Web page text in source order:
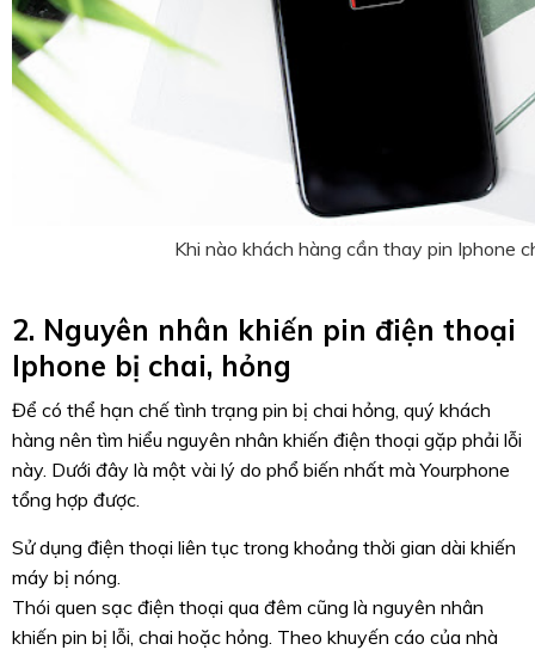
Khi nào khách hàng cần thay pin Iphone
2. Nguyên nhân khiến pin điện thoại
Iphone bị chai, hỏng
Để có thể hạn chế tình trạng pin bị chai hỏng, quý khách
hàng nên tìm hiểu nguyên nhân khiến điện thoại gặp phải lỗi
này. Dưới đây là một vài lý do phổ biến nhất mà Yourphone
tổng hợp được.
Sử dụng điện thoại liên tục trong khoảng thời gian dài khiến
máy bị nóng.
Thói quen sạc điện thoại qua đêm cũng là nguyên nhân
khiến pin bị lỗi, chai hoặc hỏng. Theo khuyến cáo của nhà